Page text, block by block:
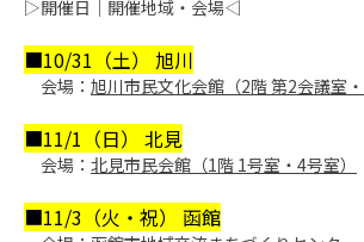
▷開催日｜開催地域・会場◁
■10/31（土） 旭川
会場： 旭川市民文化会館（2階 第2会議室・
■11/1（日） 北見
会場： 北見市民会館（1階 1号室・4号室）
■11/3（火・祝） 函館